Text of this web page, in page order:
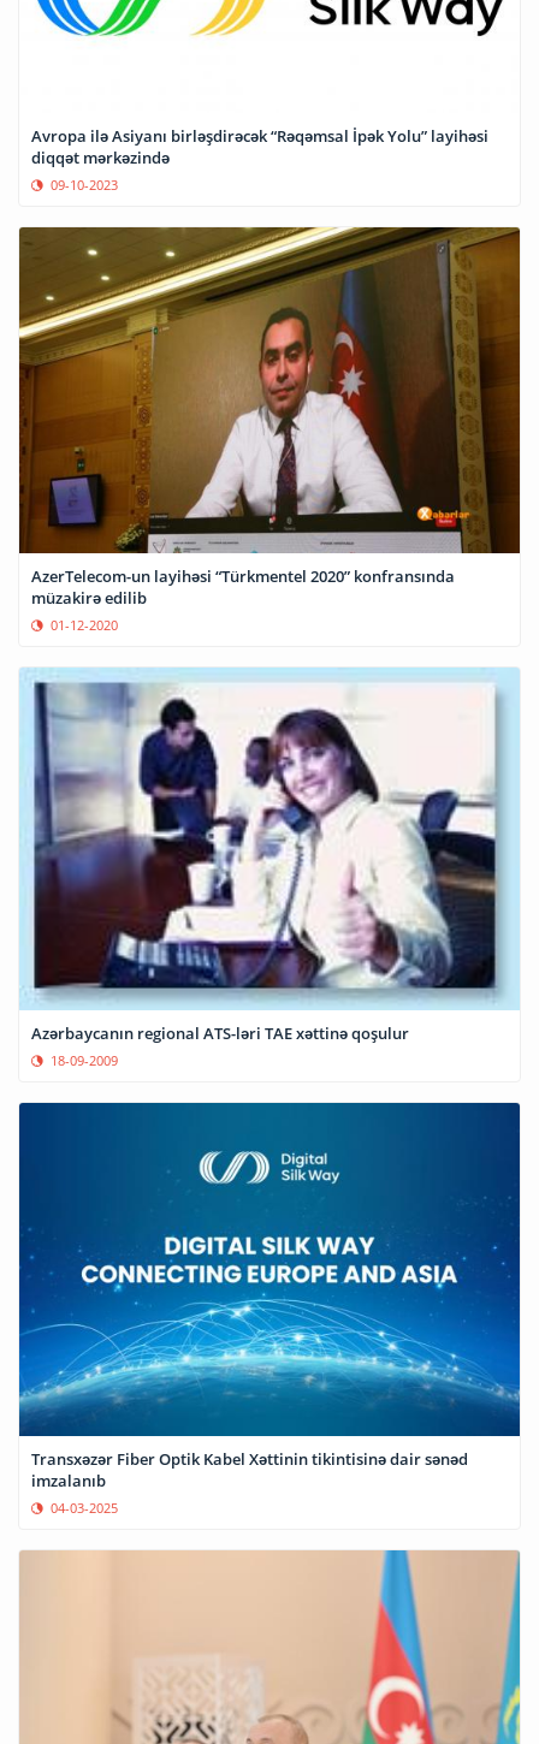
Avropa ilə Asiyanı birləşdirəcək “Rəqəmsal İpək Yolu” layihəsi
diqqət mərkəzində
09-10-2023
AzerTelecom-un layihəsi “Türkmentel 2020” konfransında
müzakirə edilib
01-12-2020
Azərbaycanın regional ATS-ləri TAE xəttinə qoşulur
18-09-2009
Transxəzər Fiber Optik Kabel Xəttinin tikintisinə dair sənəd
imzalanıb
04-03-2025